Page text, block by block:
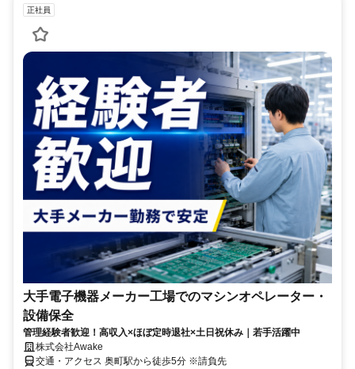
正社員
大手電子機器メーカー工場でのマシンオペレーター・
設備保全
管理経験者歓迎！高収入×ほぼ定時退社×土日祝休み｜若手活躍中
株式会社Awake
交通・アクセス 奥町駅から徒歩5分 ※請負先